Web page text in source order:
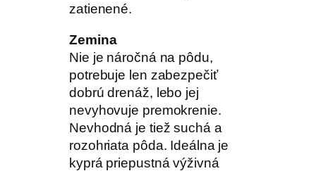
zatienené.
Zemina
Nie je náročná na pôdu,
potrebuje len zabezpečiť
dobrú drenáž, lebo jej
nevyhovuje premokrenie.
Nevhodná je tiež suchá a
rozohriata pôda. Ideálna je
kyprá priepustná výživná